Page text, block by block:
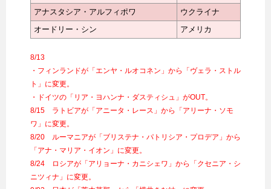
アナスタシア・アルフィポワ
ウクライナ
オードリー・シン
アメリカ
8/13
・フィンランドが「エンヤ・ルオコネン」から「ヴェラ・ストル
ト」に変更。
・ドイツの「リア・ヨハンナ・ダスティシュ」がOUT。
8/15 ラトビアが「アニータ・レース」から「アリーナ・ソモ
ワ」に変更。
8/20 ルーマニアが「ブリステナ・パトリシア・プロデア」から
「アナ・マリア・イオン」に変更。
8/24 ロシアが「アリョーナ・カニシェワ」から「クセニア・シ
ニツィナ」に変更。